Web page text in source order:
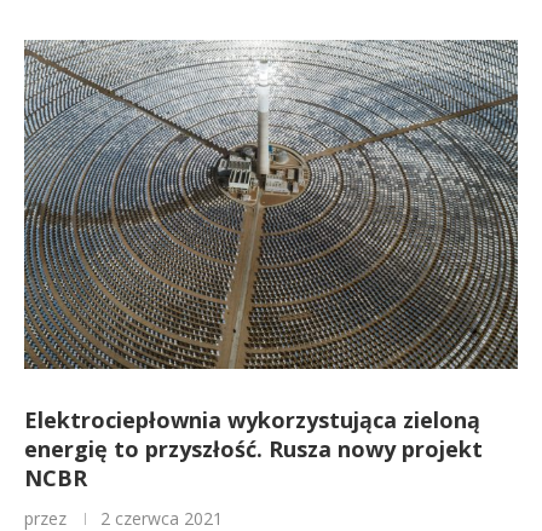
Elektrociepłownia wykorzystująca zieloną
energię to przyszłość. Rusza nowy projekt
NCBR
przez 2 czerwca 2021